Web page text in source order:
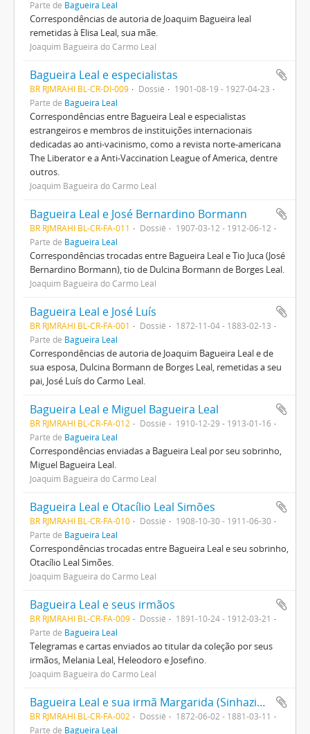
Parte de Bagueira Leal
Correspondências de autoria de Joaquim Bagueira leal
remetidas à Elisa Leal, sua mãe.
Joaquim Bagueira do Carmo Leal
Bagueira Leal e especialistas
BR RJMRAHI BL-CR-DI-009 Dossiê
1901-08-19 - 1927-04-23
Parte de Bagueira Leal
Correspondências entre Bagueira Leal e especialistas
estrangeiros e membros de instituições internacionais
dedicadas ao anti-vacinismo, como a revista norte-americana
The Liberator e a Anti-Vaccination League of America, dentre
outros.
Joaquim Bagueira do Carmo Leal
Bagueira Leal e José Bernardino Bormann
BR RJMRAHI BL-CR-FA-011 Dossiê
1907-03-12 - 1912-06-12
Parte de Bagueira Leal
Correspondências trocadas entre Bagueira Leal e Tio Juca (José
Bernardino Bormann), tio de Dulcina Bormann de Borges Leal.
Joaquim Bagueira do Carmo Leal
Bagueira Leal e José Luís
BR RJMRAHI BL-CR-FA-001 Dossiê
1872-11-04 - 1883-02-13
Parte de Bagueira Leal
Correspondências de autoria de Joaquim Bagueira Leal e de
sua esposa, Dulcina Bormann de Borges Leal, remetidas a seu
pai, José Luís do Carmo Leal.
Bagueira Leal e Miguel Bagueira Leal
BR RJMRAHI BL-CR-FA-012 Dossiê
1910-12-29 - 1913-01-16
Parte de Bagueira Leal
Correspondências enviadas a Bagueira Leal por seu sobrinho,
Miguel Bagueira Leal.
Joaquim Bagueira do Carmo Leal
Bagueira Leal e Otacílio Leal Simões
BR RJMRAHI BL-CR-FA-010 Dossiê
1908-10-30 - 1911-06-30
Parte de Bagueira Leal
Correspondências trocadas entre Bagueira Leal e seu sobrinho,
Otacílio Leal Simões.
Joaquim Bagueira do Carmo Leal
Bagueira Leal e seus irmãos
BR RJMRAHI BL-CR-FA-009 Dossiê
1891-10-24 - 1912-03-21
Parte de Bagueira Leal
Telegramas e cartas enviados ao titular da coleção por seus
irmãos, Melania Leal, Heleodoro e Josefino.
Joaquim Bagueira do Carmo Leal
Bagueira Leal e sua irmã Margarida (Sinhazinha)
BR RJMRAHI BL-CR-FA-002 Dossiê
1872-06-02 - 1881-03-11
Parte de Bagueira Leal